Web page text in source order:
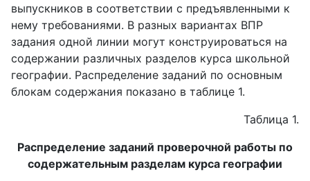
выпускников в соответствии с предъявленными к
нему требованиями. В разных вариантах ВПР
задания одной линии могут конструироваться на
содержании различных разделов курса школьной
географии. Распределение заданий по основным
блокам содержания показано в таблице 1.
Таблица 1.
Распределение заданий проверочной работы по
содержательным разделам курса географии